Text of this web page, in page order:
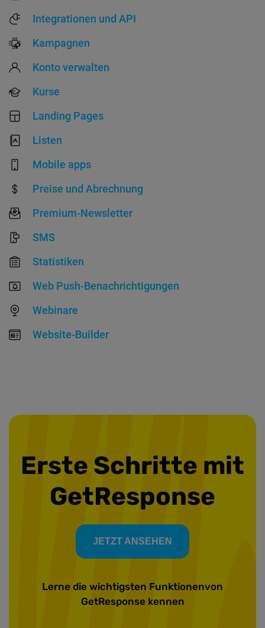
Integrationen und API
Kampagnen
Konto verwalten
Kurse
Landing Pages
Listen
Mobile apps
Preise und Abrechnung
Premium-Newsletter
SMS
Statistiken
Web Push-Benachrichtigungen
Webinare
Website-Builder
Erste Schritte mit
GetResponse
JETZT ANSEHEN
Lerne die wichtigsten Funktionenvon
GetResponse kennen